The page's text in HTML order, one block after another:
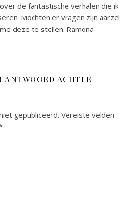
de fantastische verhalen die ik
Mochten er vragen zijn aarzel
deze te stellen. Ramona
ANTWOORD ACHTER
gepubliceerd. Vereiste velden